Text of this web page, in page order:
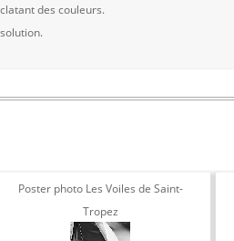
des couleurs.
Poster photo Les Voiles de Saint-
Tropez